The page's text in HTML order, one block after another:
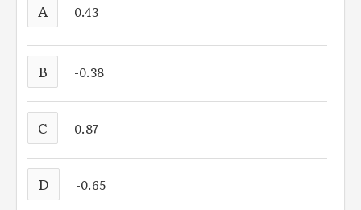
A 0.43
B -0.38
C 0.87
D -0.65